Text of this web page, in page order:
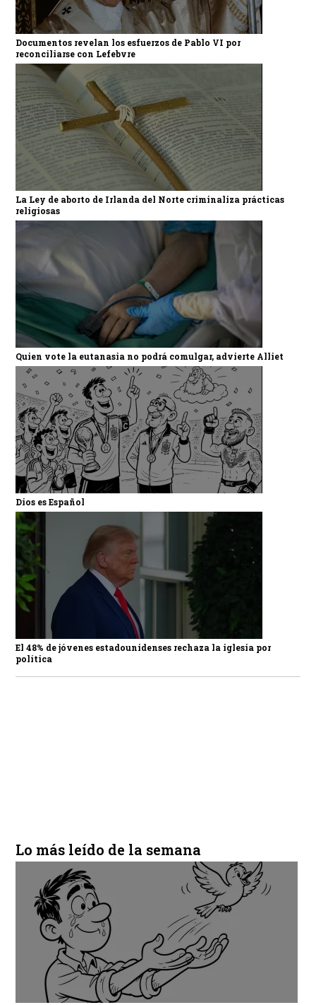
Documentos revelan los esfuerzos de Pablo VI por
reconciliarse con Lefebvre
La Ley de aborto de Irlanda del Norte criminaliza prácticas
religiosas
Quien vote la eutanasia no podrá comulgar, advierte Alliet
Dios es Español
El 48% de jóvenes estadounidenses rechaza la iglesia por
política
Lo más leído de la semana